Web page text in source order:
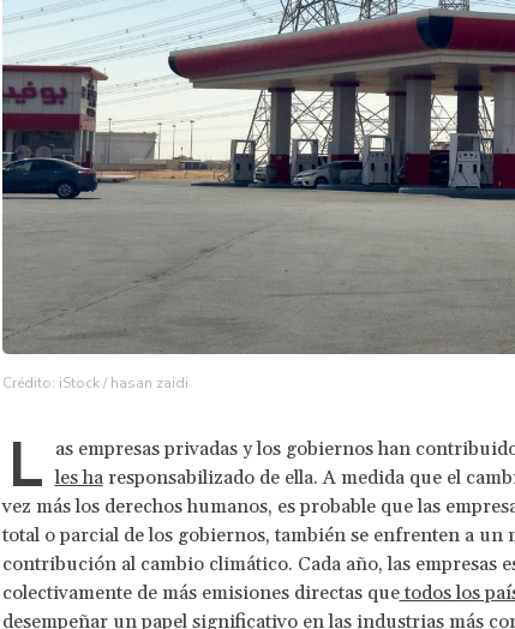
Crédito: iStock / hasan zaidi
L as empresas privadas y los gobiernos han
les haresponsabilizado de ella. A medida que el
vez más los derechos humanos, es probable que las
total o parcial de los gobiernos, también se enfrenten a
contribución al cambio climático. Cada año, las empresas
colectivamente de más emisiones directas quetodos los
desempeñar un papel significativo en las industrias más